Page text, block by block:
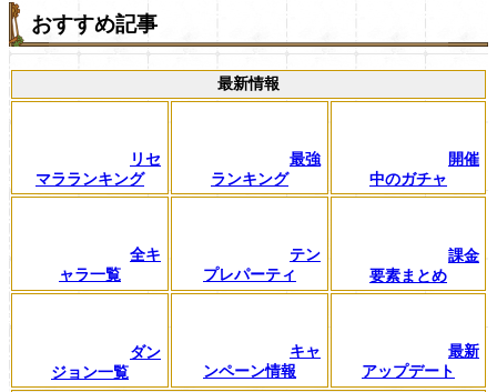
おすすめ記事
最新情報
リセ
マラランキング
最強
ランキング
開催
中のガチャ
全キ
ャラ一覧
テン
プレパーティ
課金
要素まとめ
ダン
ジョン一覧
キャ
ンペーン情報
最新
アップデート